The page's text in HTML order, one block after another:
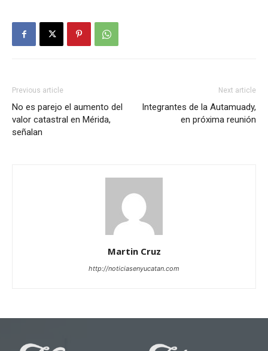
Previous article
No es parejo el aumento del
valor catastral en Mérida,
señalan
Next article
Integrantes de la Autamuady,
en próxima reunión
Martin Cruz
http://noticiasenyucatan.com